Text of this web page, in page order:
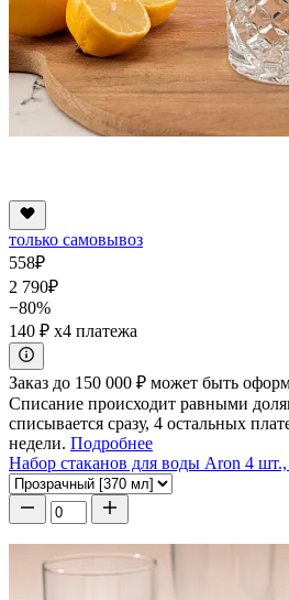
только самовывоз
558₽
2 790₽
−80%
140 ₽ x4 платежа
Заказ до 150 000 ₽ может быть
Списание происходит равными
списывается сразу, 4 остальных
недели. Подробнее
Набор стаканов для воды Aron 4